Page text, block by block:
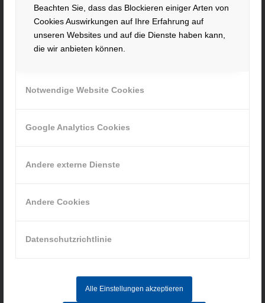
Beachten Sie, dass das Blockieren einiger Arten von
Cookies Auswirkungen auf Ihre Erfahrung auf
unseren Websites und auf die Dienste haben kann,
die wir anbieten können.
Notwendige Website Cookies
Google Analytics Cookies
Andere externe Dienste
Andere Cookies
Datenschutzrichtlinie
Alle Einstellungen akzeptieren
Tel. +49 991 99800 – 0
Fax. +49 991 91564
contact@hacker-feinmechanik.de
» Cookie-Einstellungen
INFORMATIONEN
Hinweisgebersystem
AKTUELLE STELLENANGEBOTE